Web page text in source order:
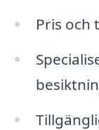
Pris och